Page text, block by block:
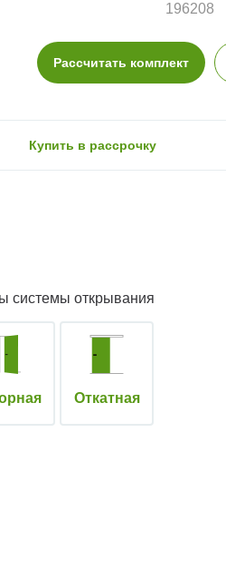
196208
Рассчитать комплект
Купить в рассрочку
системы открывания
Откатная